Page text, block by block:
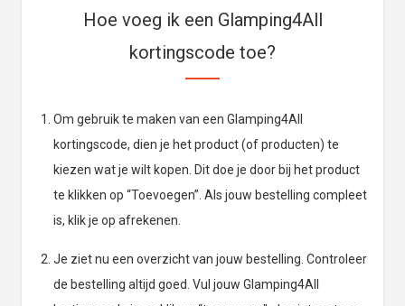
Hoe voeg ik een Glamping4All
kortingscode toe?
Om gebruik te maken van een Glamping4All
kortingscode, dien je het product (of producten) te
kiezen wat je wilt kopen. Dit doe je door bij het product
te klikken op “Toevoegen”. Als jouw bestelling compleet
is, klik je op afrekenen.
Je ziet nu een overzicht van jouw bestelling. Controleer
de bestelling altijd goed. Vul jouw Glamping4All